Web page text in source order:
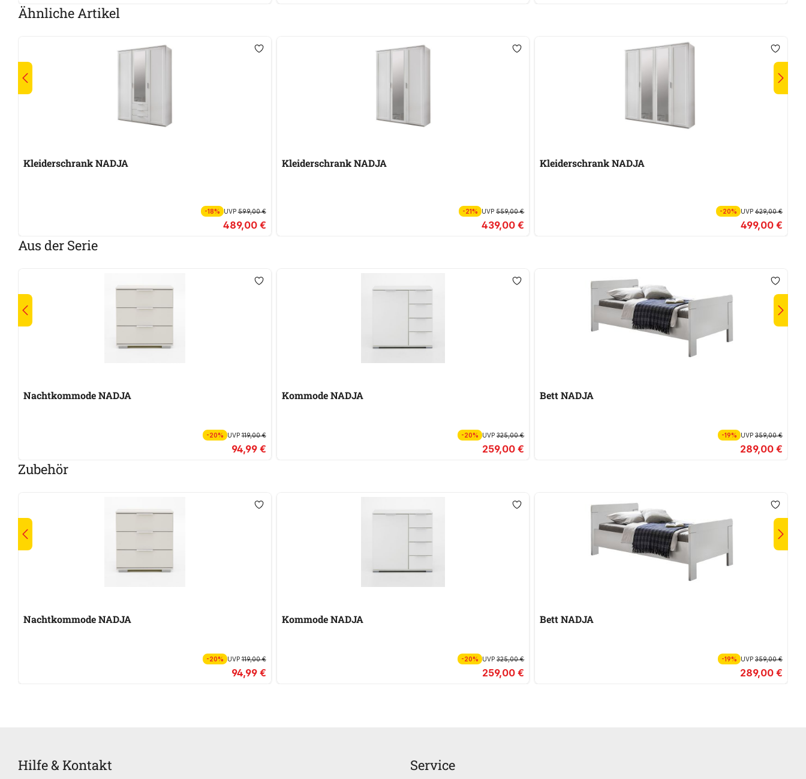
Ähnliche Artikel
Kleiderschrank NADJA
-18% UVP599,00 €
489,00 €
Kleiderschrank NADJA
-21% UVP559,00 €
439,00 €
Kleiderschrank NADJA
-20% UVP 629,00 €
499,00 €
Aus der Serie
Nachtkommode NADJA
-20% UVP119,00 €
94,99 €
Kommode NADJA
-20% UVP325,00 €
259,00 €
Bett NADJA
-19% UVP 359,00 €
289,00 €
Zubehör
Nachtkommode NADJA
-20% UVP119,00 €
94,99 €
Kommode NADJA
-20% UVP325,00 €
259,00 €
Bett NADJA
-19% UVP 359,00 €
289,00 €
Hilfe & Kontakt Service